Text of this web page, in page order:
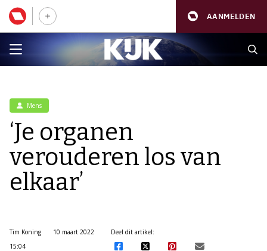
AANMELDEN
Mens
‘Je organen
verouderen los van
elkaar’
Tim Koning
10 maart 2022
15:04
Deel dit artikel: